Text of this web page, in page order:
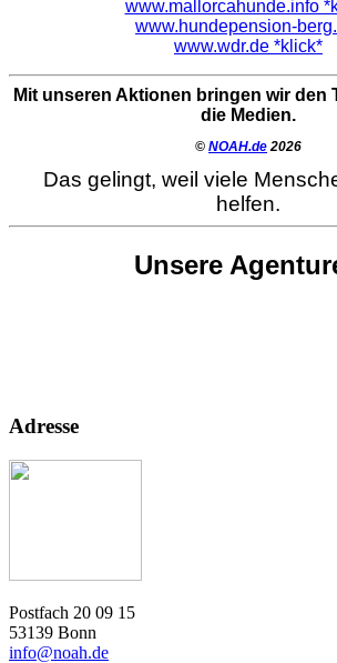
www.mallorcahunde.info
www.hundepension-
www.wdr.de *klick*
Mit unseren Aktionen bringen wir den
die Medien.
© NOAH.de 2026
Das gelingt, weil viele
helfen.
Unsere
Adresse
Postfach 20 09 15
53139 Bonn
info@noah.de